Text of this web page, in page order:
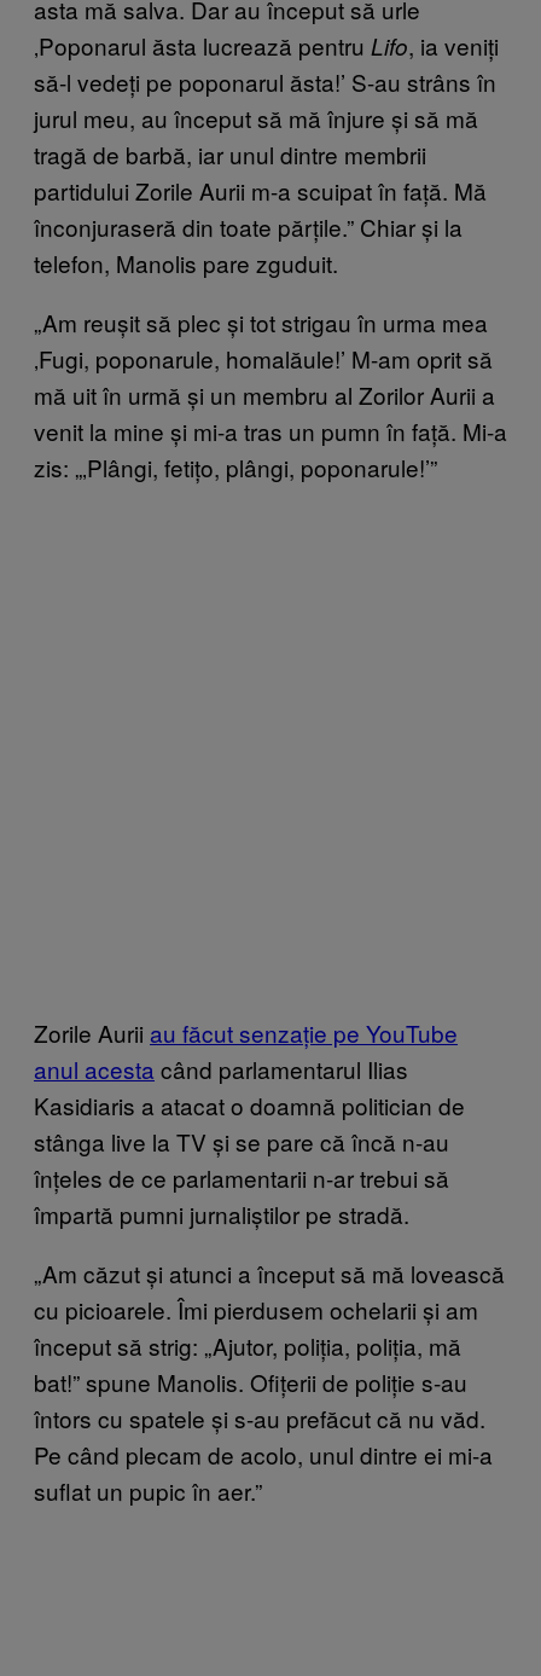
asta mă salva. Dar au început să urle
‚Poponarul ăsta lucrează pentru Lifo, ia veniți
să-l vedeți pe poponarul ăsta!’ S-au strâns în
jurul meu, au început să mă înjure și să mă
tragă de barbă, iar unul dintre membrii
partidului Zorile Aurii m-a scuipat în față. Mă
înconjuraseră din toate părțile.” Chiar și la
telefon, Manolis pare zguduit.
„Am reușit să plec și tot strigau în urma mea
‚Fugi, poponarule, homalăule!’ M-am oprit să
mă uit în urmă și un membru al Zorilor Aurii a
venit la mine și mi-a tras un pumn în față. Mi-a
zis: „‚Plângi, fetițo, plângi, poponarule!’”
Zorile Aurii au făcut senzație pe YouTube
anul acesta când parlamentarul Ilias
Kasidiaris a atacat o doamnă politician de
stânga live la TV și se pare că încă n-au
înțeles de ce parlamentarii n-ar trebui să
împartă pumni jurnaliștilor pe stradă.
„Am căzut și atunci a început să mă lovească
cu picioarele. Îmi pierdusem ochelarii și am
început să strig: „Ajutor, poliția, poliția, mă
bat!” spune Manolis. Ofițerii de poliție s-au
întors cu spatele și s-au prefăcut că nu văd.
Pe când plecam de acolo, unul dintre ei mi-a
suflat un pupic în aer.”